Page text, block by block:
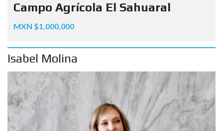
Campo Agrícola El Sahuaral
MXN $1,000,000
Isabel Molina